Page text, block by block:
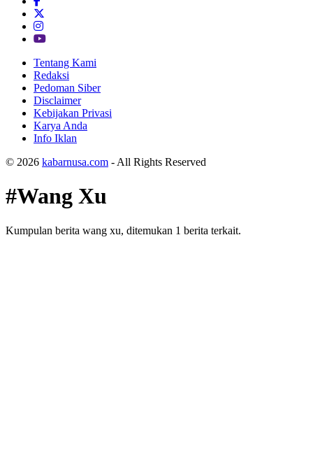
Tentang Kami
Redaksi
Pedoman Siber
Disclaimer
Kebijakan Privasi
Karya Anda
Info Iklan
© 2026 kabarnusa.com - All Rights Reserved
#Wang Xu
Kumpulan berita wang xu, ditemukan 1 berita terkait.